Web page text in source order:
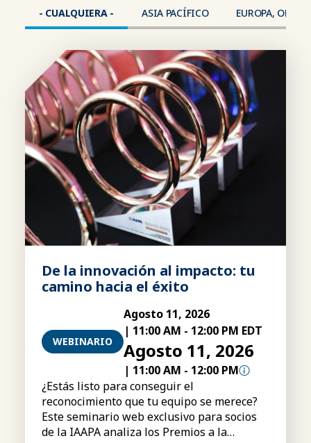
- CUALQUIERA - ASIA PACÍFICO EUROPA,
De la innovación al impacto: tu
camino hacia el éxito
WEBINARIO
Agosto 11, 2026
| 11:00 AM - 12:00 PM EDT
Agosto 11, 2026
| 11:00 AM - 12:00 PM
¿Estás listo para conseguir el
reconocimiento que tu equipo se merece?
Este seminario web exclusivo para socios
de la IAAPA analiza los Premios a la